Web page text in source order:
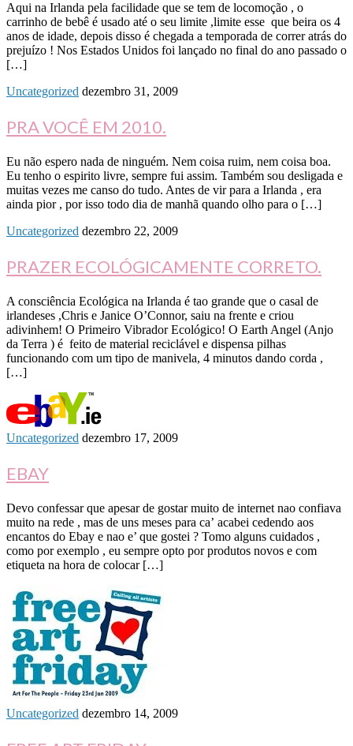
Aqui na Irlanda pela facilidade que se tem de locomoção , o
carrinho de bebê é usado até o seu limite ,limite esse que beira os 4
anos de idade, depois disso é chegada a temporada de correr atrás do
prejuízo ! Nos Estados Unidos foi lançado no final do ano passado o
[…]
Uncategorized dezembro 31, 2009
PRA VOCÊ EM 2010.
Eu não espero nada de ninguém. Nem coisa ruim, nem coisa boa.
Eu tenho o espirito livre, sempre fui assim. Também sou desligada e
muitas vezes me canso do tudo. Antes de vir para a Irlanda , era
ainda pior , por isso todo dia de manhã quando olho para o […]
Uncategorized dezembro 22, 2009
PRAZER ECOLÓGICAMENTE CORRETO.
A consciência Ecológica na Irlanda é tao grande que o casal de
irlandeses ,Chris e Janice O’Connor, saiu na frente e criou
adivinhem! O Primeiro Vibrador Ecológico! O Earth Angel (Anjo
da Terra ) é feito de material reciclável e dispensa pilhas
funcionando com um tipo de manivela, 4 minutos dando corda ,
[…]
Uncategorized dezembro 17, 2009
EBAY
Devo confessar que apesar de gostar muito de internet nao confiava
muito na rede , mas de uns meses para ca’ acabei cedendo aos
encantos do Ebay e nao e’ que gostei ? Tomo alguns cuidados ,
como por exemplo , eu sempre opto por produtos novos e com
etiqueta na hora de colocar […]
Uncategorized dezembro 14, 2009